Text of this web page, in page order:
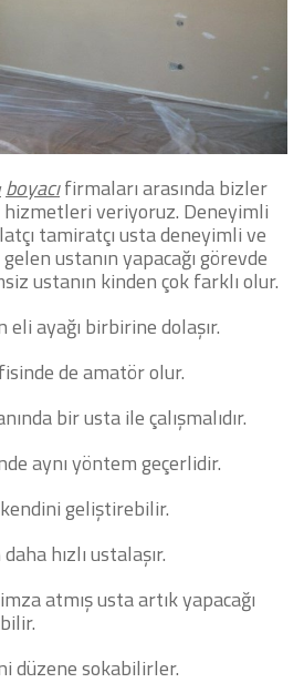
boyacıfirmaları arasında bizler
hizmetleri veriyoruz. Deneyimli
tamiratçı usta deneyimli ve
ustanın yapacağı görevde
ustanın kinden çok farklı olur.
eli ayağı birbirine dolaşır.
de amatör olur.
bir usta ile çalışmalıdır.
aynı yöntem geçerlidir.
kendini geliştirebilir.
hızlı ustalaşır.
atmış usta artık yapacağı
düzene sokabilirler.